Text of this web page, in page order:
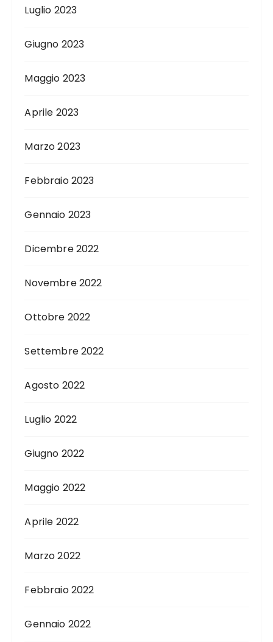
Luglio 2023
Giugno 2023
Maggio 2023
Aprile 2023
Marzo 2023
Febbraio 2023
Gennaio 2023
Dicembre 2022
Novembre 2022
Ottobre 2022
Settembre 2022
Agosto 2022
Luglio 2022
Giugno 2022
Maggio 2022
Aprile 2022
Marzo 2022
Febbraio 2022
Gennaio 2022